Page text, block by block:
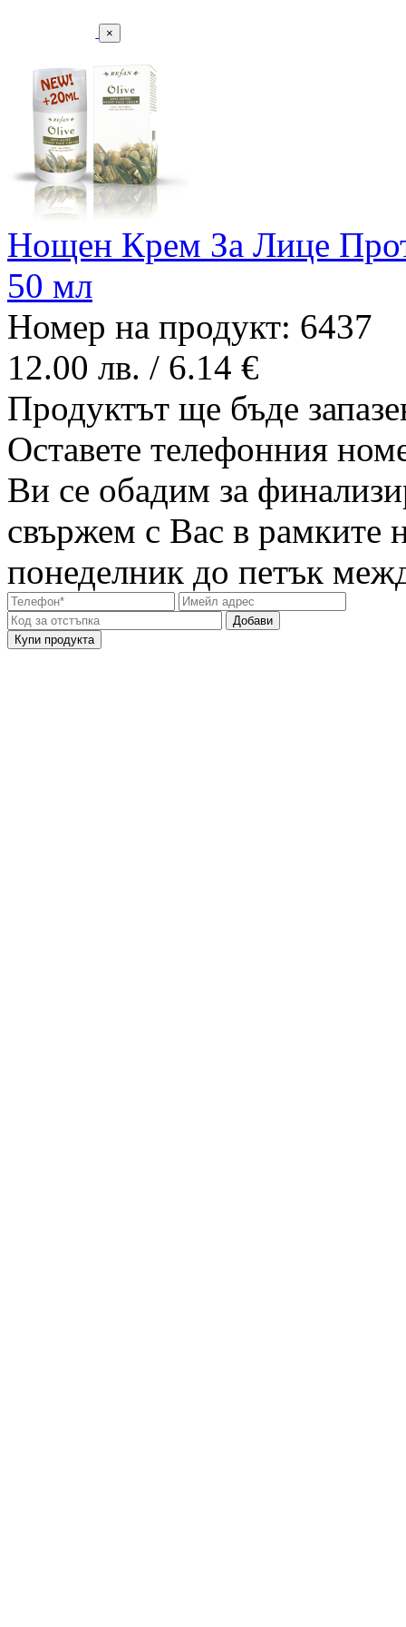
×
Нощен Крем За Лице
50 мл
Номер на продукт: 6437
12.00 лв. / 6.14 €
Продуктът ще бъде
Оставете телефонния
Ви се обадим за
свържем с Вас в рамките
понеделник до петък